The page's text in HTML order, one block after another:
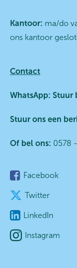
Kantoor: ma/do
ons kantoor
Contact
WhatsApp: Stuur
Stuur ons een
Of bel ons: 0578
Facebook
Twitter
LinkedIn
Instagram